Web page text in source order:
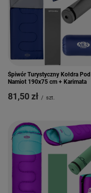
Śpiwór Turystyczny Kołdra Pod
Namiot 190x75 cm + Karimata
81,50 zł / szt.